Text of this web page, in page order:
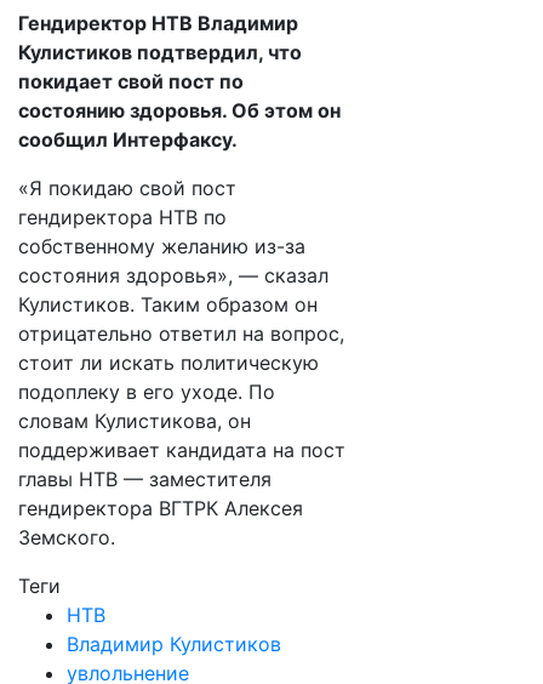
​Гендиректор НТВ Владимир
Кулистиков подтвердил, что
покидает свой пост по
состоянию здоровья. Об этом он
сообщил Интерфаксу.
«Я покидаю свой пост
гендиректора НТВ по
собственному желанию из-за
состояния здоровья», — сказал
Кулистиков. Таким образом он
отрицательно ответил на вопрос,
стоит ли искать политическую
подоплеку в его уходе. По
словам Кулистикова, он
поддерживает кандидата на пост
главы НТВ — заместителя
гендиректора ВГТРК Алексея
Земского.
Теги
НТВ
Владимир Кулистиков
увлольнение